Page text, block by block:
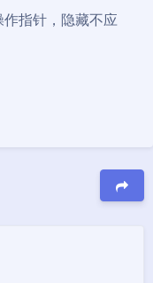
指针，隐藏不应